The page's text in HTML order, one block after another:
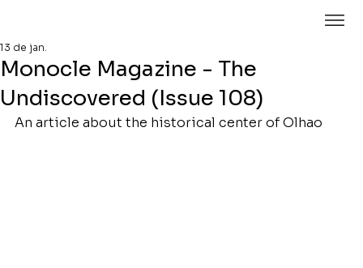
Monocle Magazine - The
Undiscovered (Issue 108)
13 de jan.
An article about the historical center of Olhao